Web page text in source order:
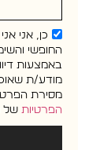
כן, אני
החופשי
באמצעות
מודע/ת
מסירת
הפרטיות של